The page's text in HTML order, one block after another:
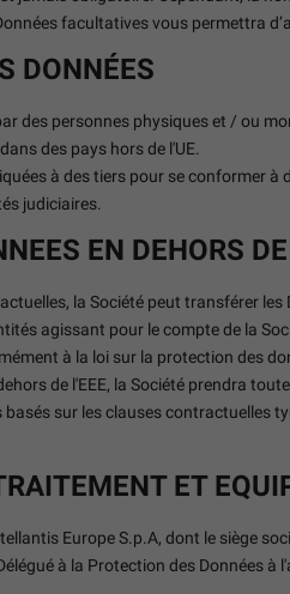
facultatives vous permettra
DONNÉES
des personnes physiques et / ou
des pays hors de l'UE.
à des tiers pour se conformer
judiciaires.
EN DEHORS DE
la Société peut transférer
agissant pour le compte de la
à la loi sur la protection des
de l'EEE, la Société prendra
sur les clauses contractuelles
ET
Europe S.p.A, dont le siège
à la Protection des Données à